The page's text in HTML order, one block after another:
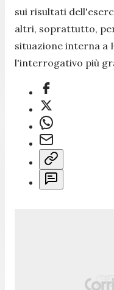
sui risultati
altri, soprattutto,
situazione interna a
l'interrogativo più